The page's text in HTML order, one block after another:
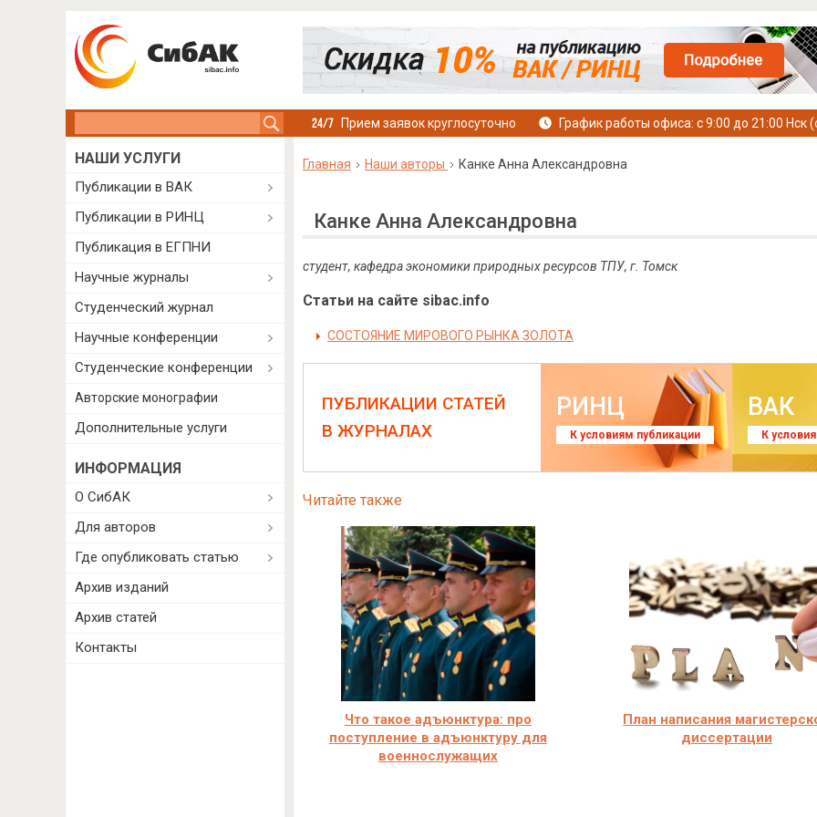
Прием заявок круглосуточно График работы офиса: с 9:00 до 21:00 Нск
Главная Наши авторы Канке Анна Александровна
Канке Анна Александровна
студент, кафедра экономики природных ресурсов ТПУ, г. Томск
Статьи на сайте sibac.info
СОСТОЯНИЕ МИРОВОГО РЫНКА ЗОЛОТА
ПУБЛИКАЦИИ СТАТЕЙ
В ЖУРНАЛАХ
РИНЦ
К условиям публикации
ВАК
К
Читайте также
Что такое адъюнктура: про
поступление в адъюнктуру для
военнослужащих
План написания
диссертации
НАШИ УСЛУГИ
Публикации в ВАК
Публикации в РИНЦ
Публикация в ЕГПНИ
Научные журналы
Студенческий журнал
Научные конференции
Студенческие конференции
Авторские монографии
Дополнительные услуги
ИНФОРМАЦИЯ
О СибАК
Для авторов
Где опубликовать статью
Архив изданий
Архив статей
Контакты